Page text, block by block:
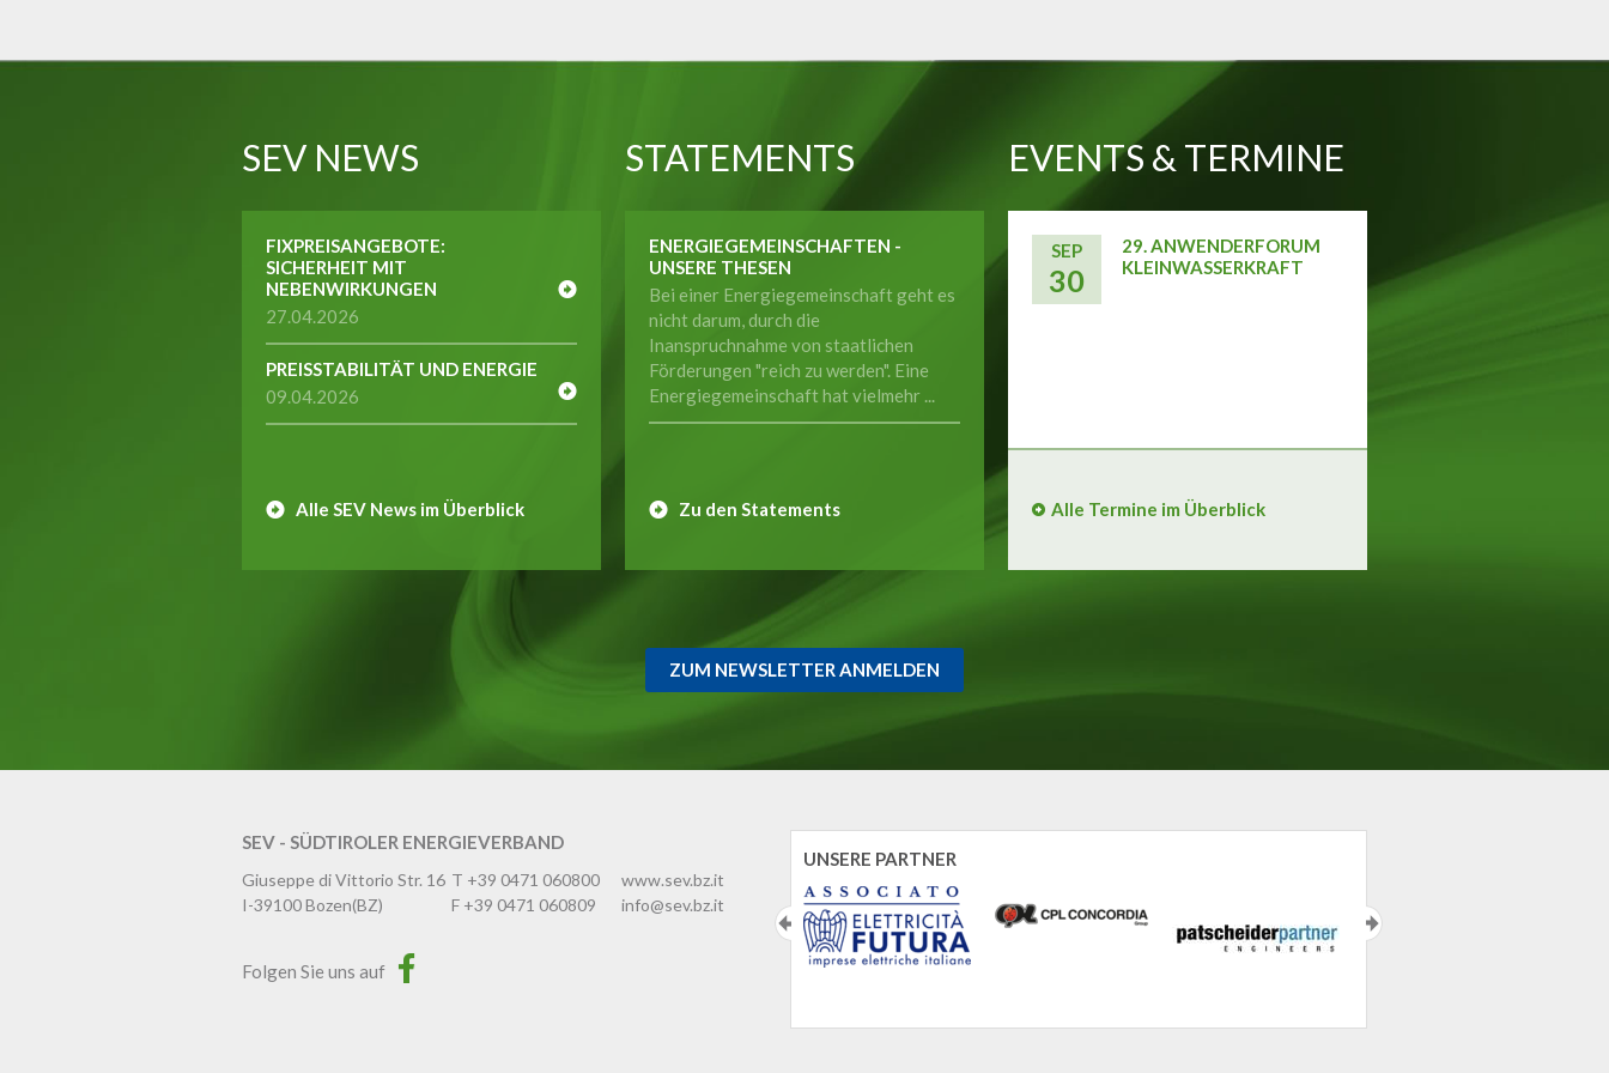
SEV NEWS
FIXPREISANGEBOTE:
SICHERHEIT MIT
NEBENWIRKUNGEN
27.04.2026
PREISSTABILITÄT UND ENERGIE
09.04.2026
Alle SEV News im Überblick
STATEMENTS
ENERGIEGEMEINSCHAFTEN -
UNSERE THESEN
Bei einer Energiegemeinschaft geht es
nicht darum, durch die
Inanspruchnahme von staatlichen
Förderungen "reich zu werden". Eine
Energiegemeinschaft hat vielmehr ...
Zu den Statements
EVENTS & TERMINE
SEP
30
29. ANWENDERFORUM
KLEINWASSERKRAFT
Alle Termine im Überblick
ZUM NEWSLETTER ANMELDEN
SEV - SÜDTIROLER ENERGIEVERBAND
Giuseppe di Vittorio Str. 16
I-39100Bozen(BZ)
T +39 0471 060800
F +39 0471 060809
www.sev.bz.it
info@sev.bz.it
Folgen Sie uns auf
UNSERE PARTNER